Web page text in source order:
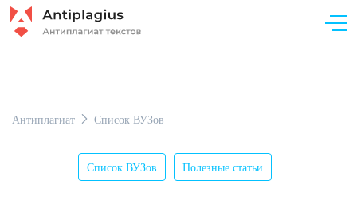
Антиплагиат Список ВУЗов
Список ВУЗов Полезные статьи